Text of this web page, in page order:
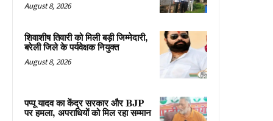
August 8, 2026
शिवाशीष तिवारी को मिली बड़ी जिम्मेदारी,
बरेली जिले के पर्यवेक्षक नियुक्त
August 8, 2026
पप्पू यादव का केंद्र सरकार और BJP
पर हमला, अपराधियों को मिल रहा सम्मान